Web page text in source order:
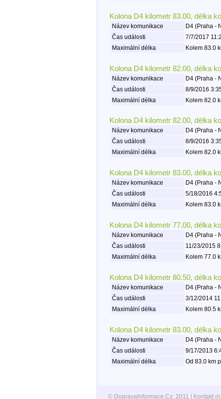
Kolona D4 kilometr 83.00, délka
Název komunikace
D4 (Praha -
Čas události
7/7/2017
Maximální délka
Kolem 83.0
Kolona D4 kilometr 82.00, délka
Název komunikace
D4 (Praha -
Čas události
8/9/2016
Maximální délka
Kolem 82.0
Kolona D4 kilometr 82.00, délka
Název komunikace
D4 (Praha -
Čas události
8/9/2016
Maximální délka
Kolem 82.0
Kolona D4 kilometr 83.00, délka
Název komunikace
D4 (Praha -
Čas události
5/18/2016
Maximální délka
Kolem 83.0
Kolona D4 kilometr 77.00, délka
Název komunikace
D4 (Praha -
Čas události
11/23/2015
Maximální délka
Kolem 77.0
Kolona D4 kilometr 80.50, délka
Název komunikace
D4 (Praha -
Čas události
3/12/2014
Maximální délka
Kolem 80.5
Kolona D4 kilometr 83.00, délka
Název komunikace
D4 (Praha -
Čas události
9/17/2013
Maximální délka
Od 83.0 km
© DopravaInformace.Cz, 2011 | Kontakt